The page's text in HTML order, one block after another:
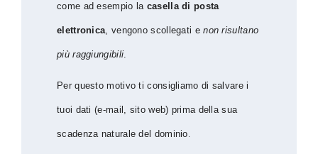
come ad esempio la casella di posta
elettronica, vengono scollegati enon risultano
più raggiungibili.
Per questo motivo ti consigliamo di salvare i
tuoi dati (e-mail, sito web) prima della sua
scadenza naturale del dominio.